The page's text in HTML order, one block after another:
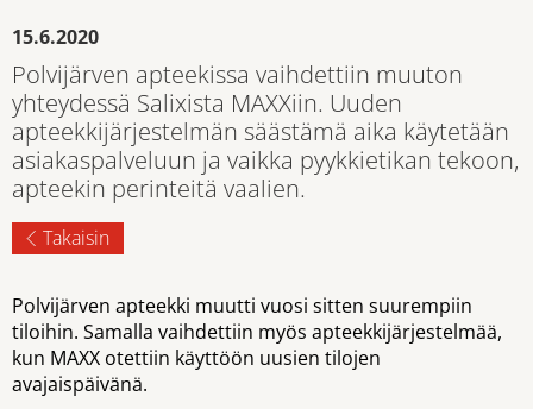
15.6.2020
Polvijärven apteekissa vaihdettiin muuton
yhteydessä Salixista MAXXiin. Uuden
apteekkijärjestelmän säästämä aika käytetään
asiakaspalveluun ja vaikka pyykkietikan tekoon,
apteekin perinteitä vaalien.
Takaisin
Polvijärven apteekki muutti vuosi sitten suurempiin
tiloihin. Samalla vaihdettiin myös apteekkijärjestelmää,
kun MAXX otettiin käyttöön uusien tilojen
avajaispäivänä.